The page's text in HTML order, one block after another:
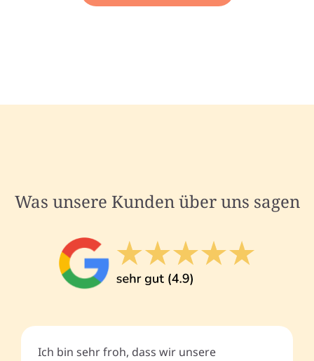
Was unsere Kunden über uns sagen
Ich bin sehr froh, dass wir unsere